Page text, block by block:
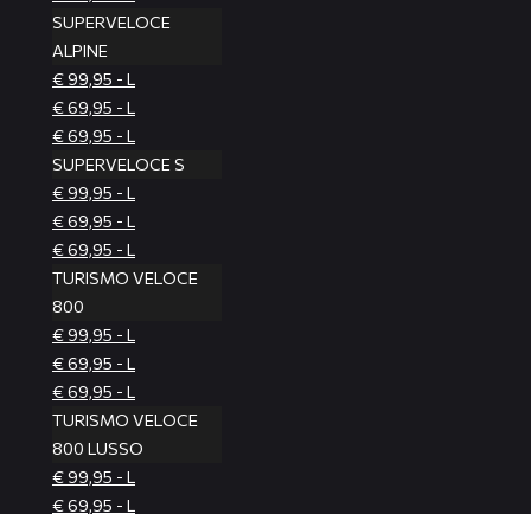
SUPERVELOCE
ALPINE
€ 99,95 - L
€ 69,95 - L
€ 69,95 - L
SUPERVELOCE S
€ 99,95 - L
€ 69,95 - L
€ 69,95 - L
TURISMO VELOCE
800
€ 99,95 - L
€ 69,95 - L
€ 69,95 - L
TURISMO VELOCE
800 LUSSO
€ 99,95 - L
€ 69,95 - L